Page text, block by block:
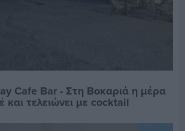
Cafe Bar - Στη Βοκαριά η μέρα
και τελειώνει με cocktail